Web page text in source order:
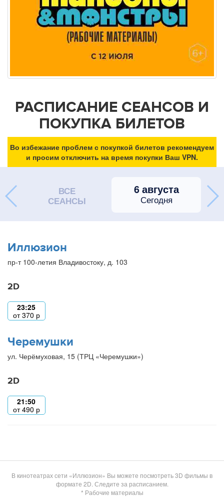
РАСПИСАНИЕ СЕАНСОВ И
ПОКУПКА БИЛЕТОВ
Во избежание проблем с покупкой билетов рекомендуем
и просим отключить на время покупки Ваш VPN.
ВСЕ
СЕАНСЫ
6 августа
Сегодня
Иллюзион
пр-т 100-летия Владивостоку, д. 103
2D
23:25
от370 р
Черемушки
ул. Черёмуховая, 15 (ТРЦ «Черемушки»)
2D
21:50
от490 р
В кинотеатрах сети «Иллюзион» Вы можете посмотреть 3D фильмы в
формате 2D. Следите за расписанием.
* Рабочие материалы